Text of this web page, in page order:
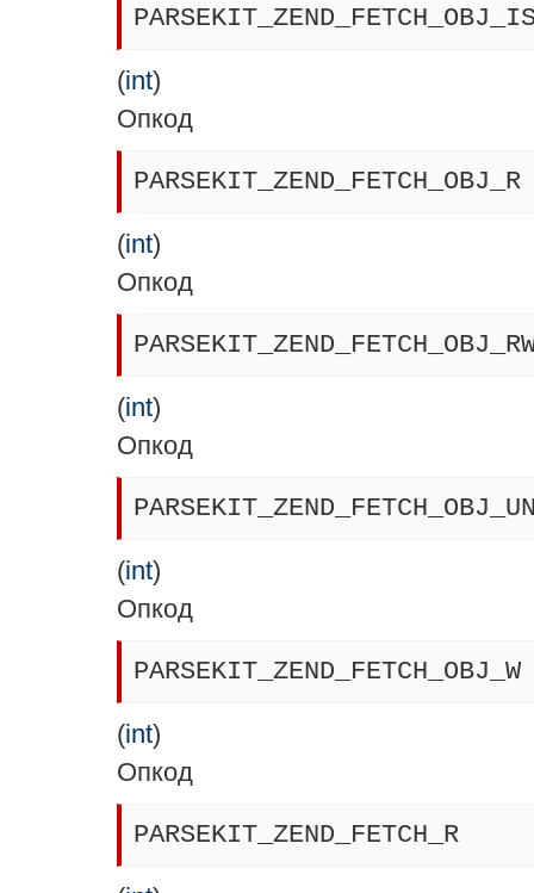
(int)
Опкод
PARSEKIT_ZEND_FETCH_OBJ_R
(int)
Опкод
(int)
Опкод
(int)
Опкод
PARSEKIT_ZEND_FETCH_OBJ_W
(int)
Опкод
PARSEKIT_ZEND_FETCH_R